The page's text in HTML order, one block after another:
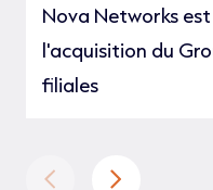
Nova Networks
l'acquisition du
filiales